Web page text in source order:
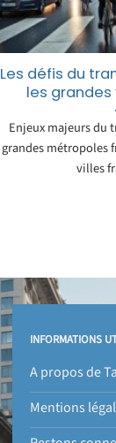
Les défis du
les
Enjeux majeurs du
grandes métropoles
villes
INFORMATIONS
A propos de
Mentions